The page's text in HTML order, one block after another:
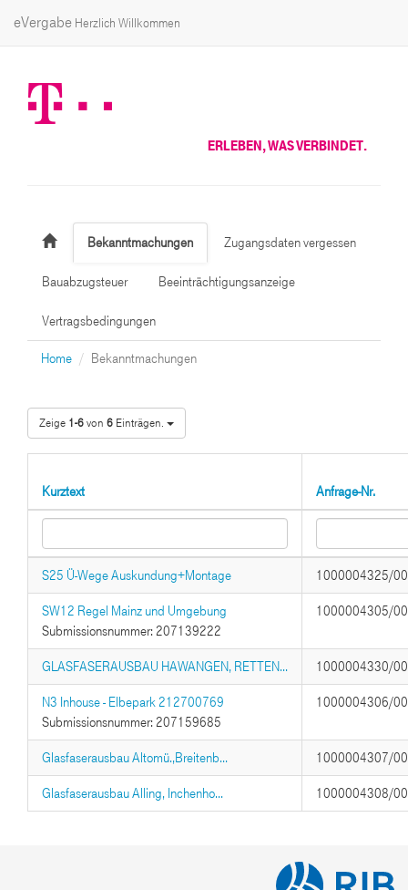
eVergabe Herzlich Willkommen
ERLEBEN, WAS VERBINDET.
Bekanntmachungen Zugangsdaten vergessen
Bauabzugsteuer Beeinträchtigungsanzeige
Vertragsbedingungen
Home Bekanntmachungen
Zeige 1-6von 6 Einträgen.
Kurztext Anfrage-Nr.
S25 Ü-Wege Auskundung+Montage 1000004325/
SW12 Regel Mainz und Umgebung
Submissionsnummer: 207139222
1000004305/
GLASFASERAUSBAU HAWANGEN, RETTEN... 1000004330/
N3 Inhouse - Elbepark 212700769
Submissionsnummer: 207159685
1000004306/
Glasfaserausbau Altomü.,Breitenb... 1000004307/
Glasfaserausbau Alling, Inchenho... 1000004308/